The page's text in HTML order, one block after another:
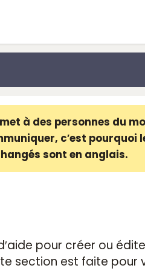
à des personnes du
c′est pourquoi
sont en anglais.
pour créer ou
section est faite pour